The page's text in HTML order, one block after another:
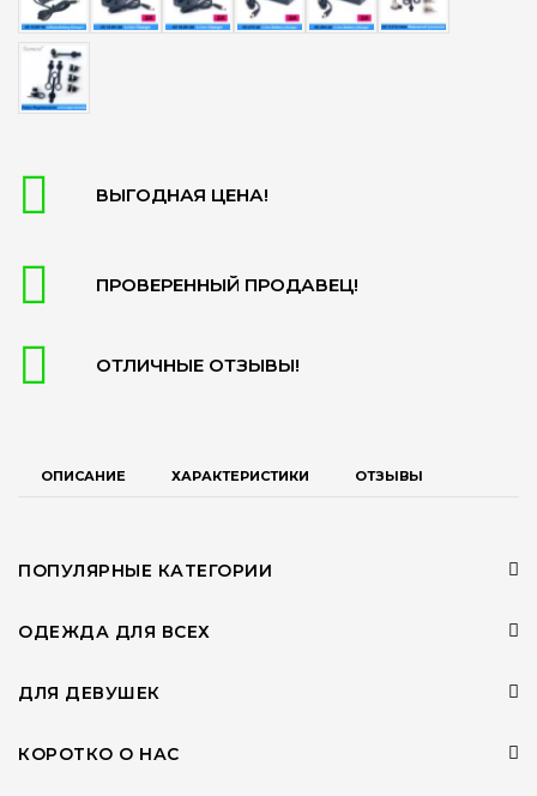
ВЫГОДНАЯ ЦЕНА!
ПРОВЕРЕННЫЙ ПРОДАВЕЦ!
ОТЛИЧНЫЕ ОТЗЫВЫ!
ОПИСАНИЕ ХАРАКТЕРИСТИКИ ОТЗЫВЫ
ПОПУЛЯРНЫЕ КАТЕГОРИИ
ОДЕЖДА ДЛЯ ВСЕХ
ДЛЯ ДЕВУШЕК
КОРОТКО О НАС